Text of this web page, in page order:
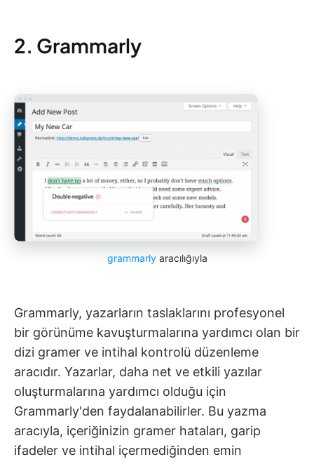
2. Grammarly
grammarlyaracılığıyla
Grammarly, yazarların taslaklarını profesyonel
bir görünüme kavuşturmalarına yardımcı olan bir
dizi gramer ve intihal kontrolü düzenleme
aracıdır. Yazarlar, daha net ve etkili yazılar
oluşturmalarına yardımcı olduğu için
Grammarly'den faydalanabilirler. Bu yazma
aracıyla, içeriğinizin gramer hataları, garip
ifadeler ve intihal içermediğinden emin